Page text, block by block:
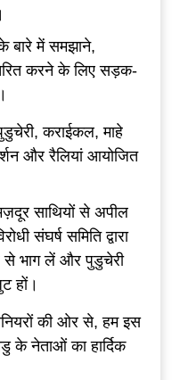
बारे में समझाने,
करने के लिए सड़क-
कराईकल, माहे
और रैलियां आयोजित
साथियों से अपील
संघर्ष समिति द्वारा
से भाग लें और पुडुचेरी
हों।
की ओर से, हम इस
के नेताओं का हार्दिक